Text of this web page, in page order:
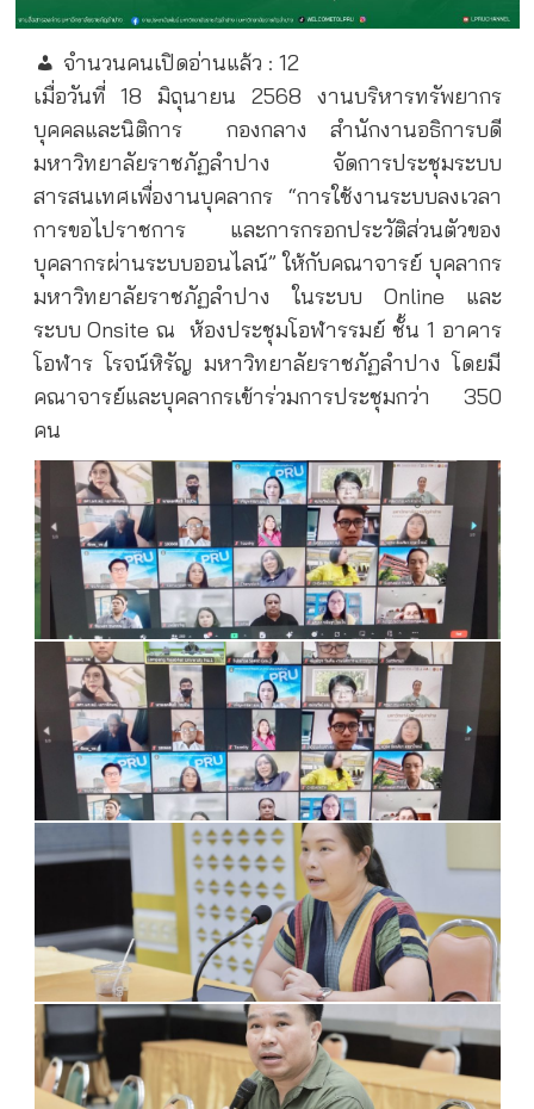
จำนวนคนเปิดอ่านแล้ว : 12
เมื่อวันที่ 18 มิถุนายน 2568 งานบริหารทรัพยากร
บุคคลและนิติการ
กองกลาง สำนักงานอธิการบดี
มหาวิทยาลัยราชภัฏลำปาง จัดการประชุมระบบ
สารสนเทศเพื่องานบุคลากร “การใช้งานระบบลงเวลา
การขอไปราชการ และการกรอกประวัติส่วนตัวของ
บุคลากรผ่านระบบออนไลน์” ให้กับคณาจารย์ บุคลากร
มหาวิทยาลัยราชภัฏลำปาง ในระบบ Online และ
ระบบ Onsite ณ ห้องประชุมโอฬารรมย์ ชั้น 1 อาคาร
โอฬาร โรจน์หิรัญ มหาวิทยาลัยราชภัฏลำปาง โดยมี
คณาจารย์และบุคลากรเข้าร่วมการประชุมกว่า 350
คน